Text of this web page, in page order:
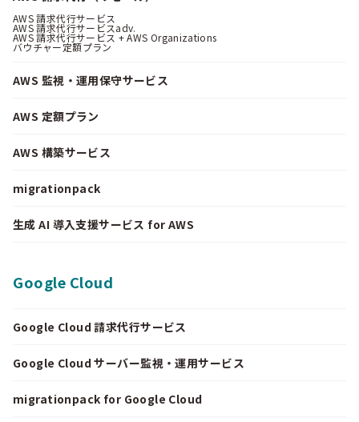
AWS 請求代行サービス
AWS 請求代行サービスadv.
AWS 請求代行サービス + AWS Organizations
バウチャー定額プラン
AWS 監視・運用保守サービス
AWS 定額プラン
AWS 構築サービス
migrationpack
生成 AI 導入支援サービス for AWS
Google Cloud
Google Cloud 請求代行サービス
Google Cloud サーバー監視・運用サービス
migrationpack for Google Cloud